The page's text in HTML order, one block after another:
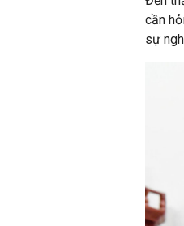
cần
sự